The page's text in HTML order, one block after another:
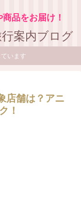
品をお届け！
案内ブログ
います
店舗は？アニ
！